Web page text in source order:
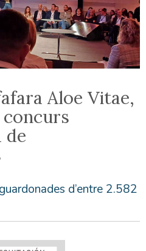
Aloe Vitae,
de
d’entre 2.582